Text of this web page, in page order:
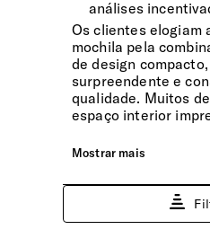
Compartimento | Vestuário
Amplo e com cintas ajustáveis.
Porta-Chaves